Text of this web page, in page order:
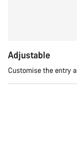
Adjustable
Customise the entry